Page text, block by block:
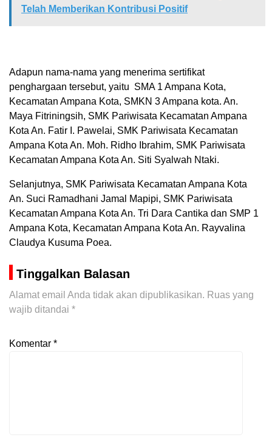
Telah Memberikan Kontribusi Positif
Adapun nama-nama yang menerima sertifikat
penghargaan tersebut, yaitu SMA 1 Ampana Kota,
Kecamatan Ampana Kota, SMKN 3 Ampana kota. An.
Maya Fitriningsih, SMK Pariwisata Kecamatan Ampana
Kota An. Fatir I. Pawelai, SMK Pariwisata Kecamatan
Ampana Kota An. Moh. Ridho Ibrahim, SMK Pariwisata
Kecamatan Ampana Kota An. Siti Syalwah Ntaki.
Selanjutnya, SMK Pariwisata Kecamatan Ampana Kota
An. Suci Ramadhani Jamal Mapipi, SMK Pariwisata
Kecamatan Ampana Kota An. Tri Dara Cantika dan SMP 1
Ampana Kota, Kecamatan Ampana Kota An. Rayvalina
Claudya Kusuma Poea.
Tinggalkan Balasan
Alamat email Anda tidak akan dipublikasikan. Ruas yang
wajib ditandai *
Komentar *